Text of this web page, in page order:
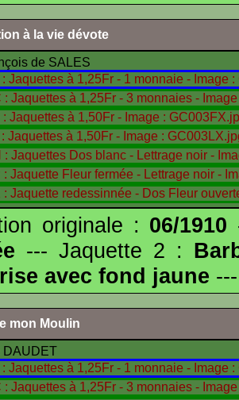
à la vie dévote
de SALES
originale : 06/1910
--- Jaquette 2 :
avec fond jaune ---
mon Moulin
DAUDET